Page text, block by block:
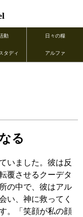
動 日々の糧
タディ アルファ
る
いました。彼は反
覆させるクーデタ
の中で、彼はアル
い、神に救ってく
。「笑顔が私の顔